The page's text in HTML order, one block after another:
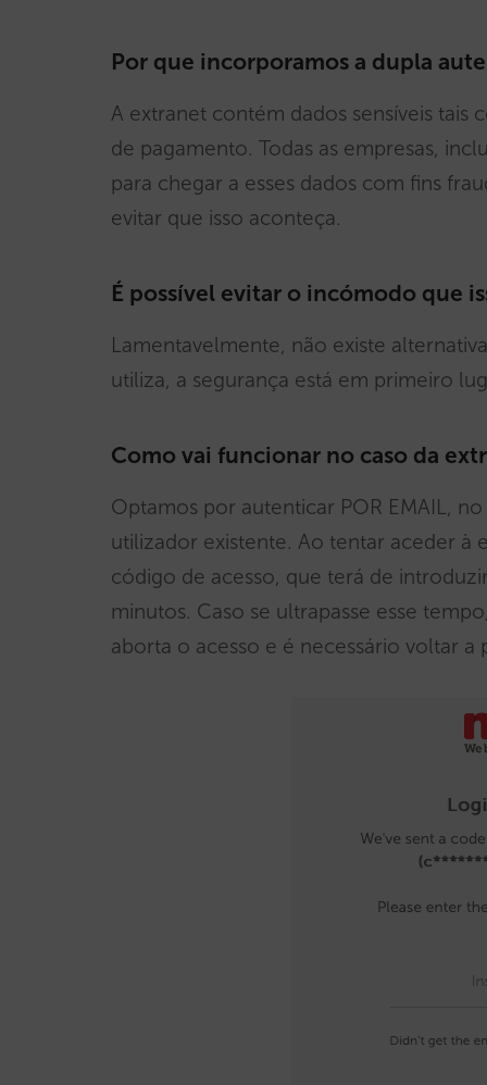
Por que incorporamos a dupla
A extranet contém dados sensíveis tais
de pagamento. Todas as empresas,
para chegar a esses dados com fins
evitar que isso aconteça.
É possível evitar o incómodo que
Lamentavelmente, não existe
utiliza, a segurança está em primeiro
Como vai funcionar no caso da
Optamos por autenticar POR EMAIL,
utilizador existente. Ao tentar aceder à
código de acesso, que terá de
minutos. Caso se ultrapasse esse
aborta o acesso e é necessário voltar a